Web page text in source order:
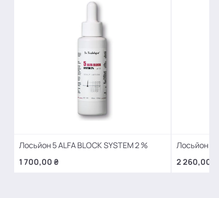
Лосьйон 5 ALFA BLOCK SYSTEM 2 %
1 700,00 ₴
Лосьйон 5
2 260,00 ₴